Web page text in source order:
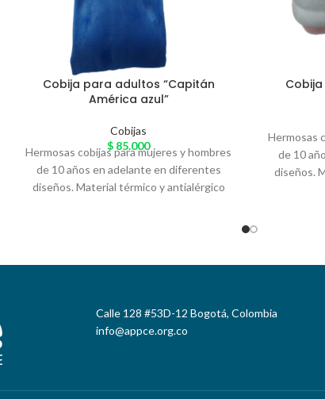
Cobija para adultos “Capitán
América azul”
Cobijas
$ 85.000
Hermosas cobijas para mujeres y hombres
de 10 años en adelante en diferentes
diseños. Material térmico y antialérgico
Hermosas
de 10
diseños.
Calle 128 #53D-12 Bogotá, Colombia
info@appce.org.co